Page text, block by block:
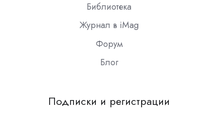
Библиотека
Журнал в iMag
Форум
Блог
Подписки и регистрации